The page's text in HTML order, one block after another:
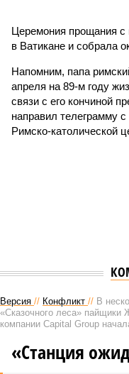
Церемония прощания
в Ватикане и собрала
Напомним, папа
апреля на 89-м году
связи с его кончиной
направил телеграмму
Римско-католической
Версия // Конфликт // В
«Сказочного леса»
компании Capital Group
«Станция